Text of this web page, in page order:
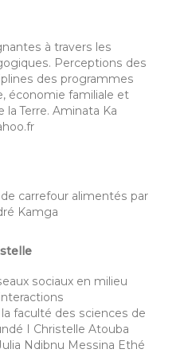
à travers les
Perceptions des
des programmes
économie familiale et
la Terre. Aminata Ka
carrefour alimentés par
Kamga
sociaux en milieu
faculté des sciences de
I Christelle Atouba
Ndibnu Messina Ethé